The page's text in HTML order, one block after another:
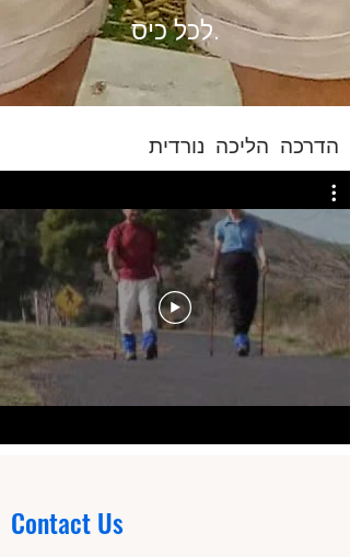
לכל כיס.
הדרכה הליכה נורדית
Contact Us